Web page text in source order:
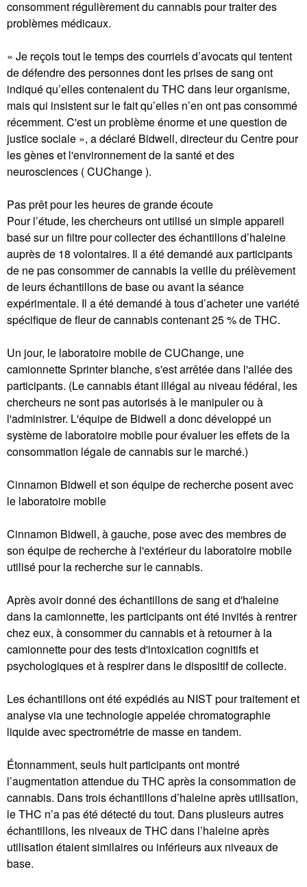
consomment régulièrement du cannabis pour traiter des
problèmes médicaux.
« Je reçois tout le temps des courriels d’avocats qui tentent
de défendre des personnes dont les prises de sang ont
indiqué qu’elles contenaient du THC dans leur organisme,
mais qui insistent sur le fait qu’elles n’en ont pas consommé
récemment. C'est un problème énorme et une question de
justice sociale », a déclaré Bidwell, directeur du Centre pour
les gènes et l'environnement de la santé et des
neurosciences ( CUChange ).
Pas prêt pour les heures de grande écoute
Pour l’étude, les chercheurs ont utilisé un simple appareil
basé sur un filtre pour collecter des échantillons d’haleine
auprès de 18 volontaires. Il a été demandé aux participants
de ne pas consommer de cannabis la veille du prélèvement
de leurs échantillons de base ou avant la séance
expérimentale. Il a été demandé à tous d’acheter une variété
spécifique de fleur de cannabis contenant 25 % de THC.
Un jour, le laboratoire mobile de CUChange, une
camionnette Sprinter blanche, s'est arrêtée dans l'allée des
participants. (Le cannabis étant illégal au niveau fédéral, les
chercheurs ne sont pas autorisés à le manipuler ou à
l'administrer. L'équipe de Bidwell a donc développé un
système de laboratoire mobile pour évaluer les effets de la
consommation légale de cannabis sur le marché.)
Cinnamon Bidwell et son équipe de recherche posent avec
le laboratoire mobile
Cinnamon Bidwell, à gauche, pose avec des membres de
son équipe de recherche à l'extérieur du laboratoire mobile
utilisé pour la recherche sur le cannabis.
Après avoir donné des échantillons de sang et d'haleine
dans la camionnette, les participants ont été invités à rentrer
chez eux, à consommer du cannabis et à retourner à la
camionnette pour des tests d'intoxication cognitifs et
psychologiques et à respirer dans le dispositif de collecte.
Les échantillons ont été expédiés au NIST pour traitement et
analyse via une technologie appelée chromatographie
liquide avec spectrométrie de masse en tandem.
Étonnamment, seuls huit participants ont montré
l’augmentation attendue du THC après la consommation de
cannabis. Dans trois échantillons d’haleine après utilisation,
le THC n’a pas été détecté du tout. Dans plusieurs autres
échantillons, les niveaux de THC dans l’haleine après
utilisation étaient similaires ou inférieurs aux niveaux de
base.